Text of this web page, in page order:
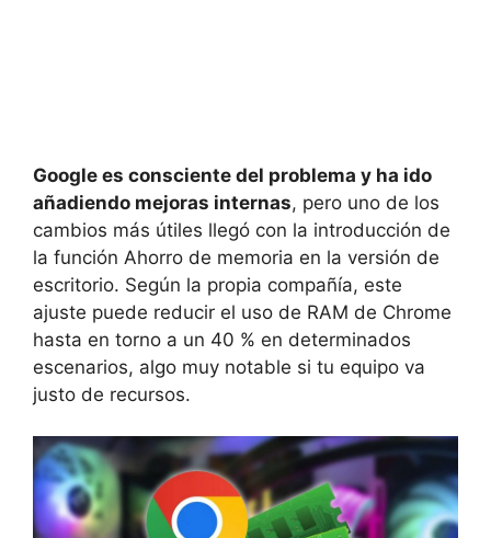
Google es consciente del problema y ha ido
añadiendo mejoras internas, pero uno de los
cambios más útiles llegó con la introducción de
la función Ahorro de memoria en la versión de
escritorio. Según la propia compañía, este
ajuste puede reducir el uso de RAM de Chrome
hasta en torno a un 40 % en determinados
escenarios, algo muy notable si tu equipo va
justo de recursos.